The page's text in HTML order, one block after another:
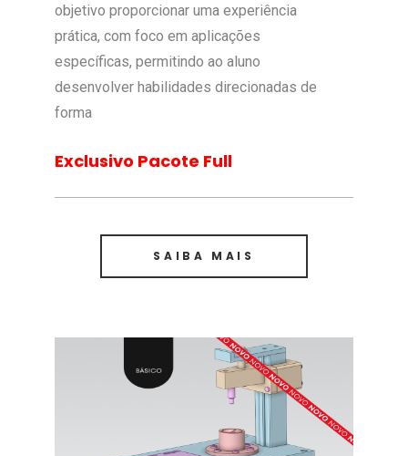
objetivo proporcionar uma experiência
prática, com foco em aplicações
específicas, permitindo ao aluno
desenvolver habilidades direcionadas de
forma
Exclusivo Pacote Full
SAIBA MAIS